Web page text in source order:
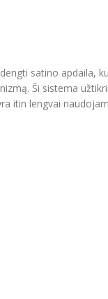
satino apdaila,
Ši sistema
itin lengvai